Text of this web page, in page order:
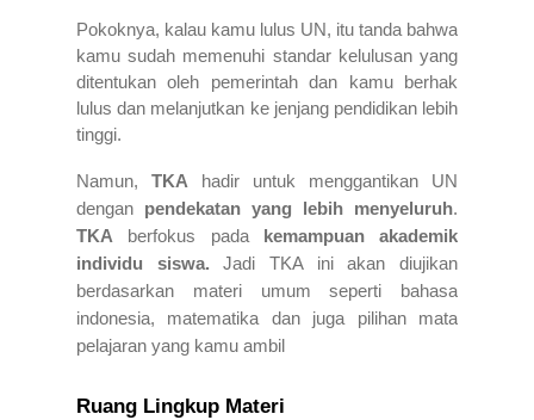
Pokoknya, kalau kamu lulus UN, itu tanda bahwa
kamu sudah memenuhi standar kelulusan yang
ditentukan oleh pemerintah dan kamu berhak
lulus dan melanjutkan ke jenjang pendidikan lebih
tinggi.
Namun, TKA hadir untuk menggantikan UN
dengan pendekatan yang lebih menyeluruh.
TKA berfokus pada kemampuan akademik
individu siswa.Jadi TKA ini akan diujikan
berdasarkan materi umum seperti bahasa
indonesia, matematika dan juga pilihan mata
pelajaran yang kamu ambil
Ruang Lingkup Materi